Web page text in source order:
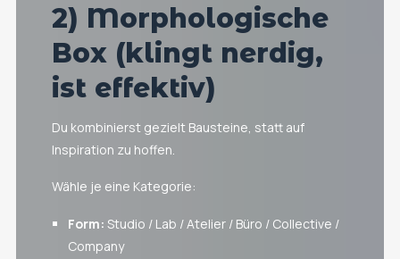
2) Morphologische
Box (klingt nerdig,
ist effektiv)
Du kombinierst gezielt Bausteine, statt auf
Inspiration zu hoffen.
Wähle je eine Kategorie:
Form: Studio / Lab / Atelier / Büro / Collective /
Company